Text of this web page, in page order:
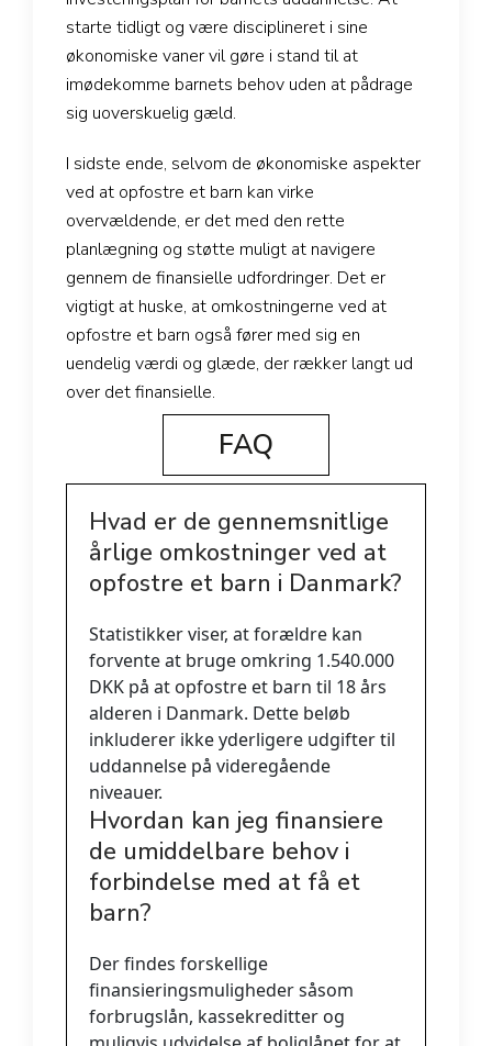
starte tidligt og være disciplineret i sine
økonomiske vaner vil gøre i stand til at
imødekomme barnets behov uden at pådrage
sig uoverskuelig gæld.
I sidste ende, selvom de økonomiske aspekter
ved at opfostre et barn kan virke
overvældende, er det med den rette
planlægning og støtte muligt at navigere
gennem de finansielle udfordringer. Det er
vigtigt at huske, at omkostningerne ved at
opfostre et barn også fører med sig en
uendelig værdi og glæde, der rækker langt ud
over det finansielle.
FAQ
Hvad er de gennemsnitlige
årlige omkostninger ved at
opfostre et barn i Danmark?
Statistikker viser, at forældre kan
forvente at bruge omkring 1.540.000
DKK på at opfostre et barn til 18 års
alderen i Danmark. Dette beløb
inkluderer ikke yderligere udgifter til
uddannelse på videregående
niveauer.
Hvordan kan jeg finansiere
de umiddelbare behov i
forbindelse med at få et
barn?
Der findes forskellige
finansieringsmuligheder såsom
forbrugslån, kassekreditter og